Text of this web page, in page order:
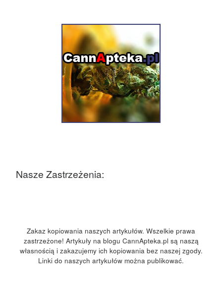
Nasze Zastrzeżenia:
Zakaz kopiowania naszych artykułów. Wszelkie prawa
zastrzeżone! Artykuły na blogu CannApteka.pl są naszą
własnością i zakazujemy ich kopiowania bez naszej zgody.
Linki do naszych artykułów można publikować.